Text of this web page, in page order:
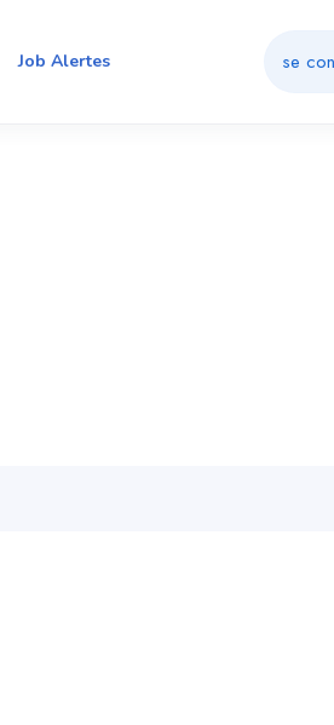
Job Alertes se